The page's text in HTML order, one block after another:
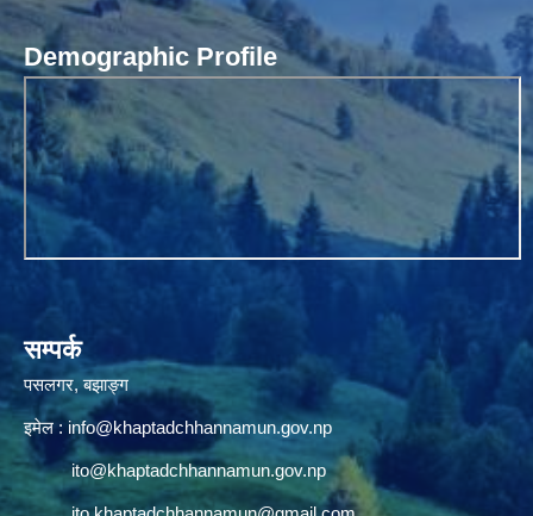
Demographic Profile
सम्पर्क
पसलगर, बझाङ्ग
इमेल : info@khaptadchhannamun.gov.np
ito@khaptadchhannamun.gov.np